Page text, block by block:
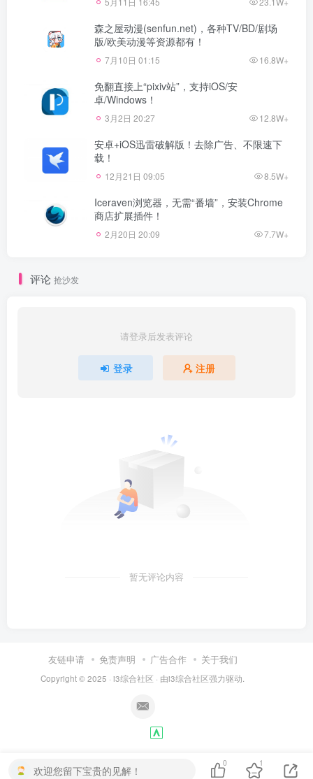
森之屋动漫(senfun.net)，各种TV/BD/剧场
版/欧美动漫等资源都有！
7月10日 01:15 16.8W+
免翻直接上“pixiv站”，支持iOS/安
卓/Windows！
3月2日 20:27 12.8W+
安卓+iOS迅雷破解版！去除广告、不限速下
载！
12月21日 09:05 8.5W+
Iceraven浏览器，无需“番墙”，安装Chrome
商店扩展插件！
2月20日 20:09 7.7W+
评论 抢沙发
请登录后发表评论
登录 注册
暂无评论内容
友链申请 免责声明 广告合作 关于我们
Copyright © 2025 · i3综合社区 · 由i3综合社区强力驱动.
欢迎您留下宝贵的见解！
0 1